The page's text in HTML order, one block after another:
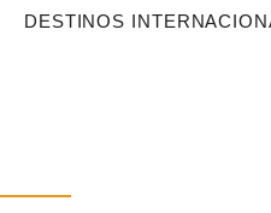
DESTINOS